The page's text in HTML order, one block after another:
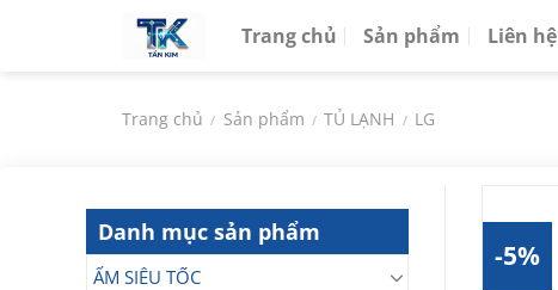
Trang chủ Sản phẩm Liên hệ
Trang chủ / Sản phẩm / TỦ LẠNH / LG
Danh mục sản phẩm
ẤM SIÊU TỐC
-5%